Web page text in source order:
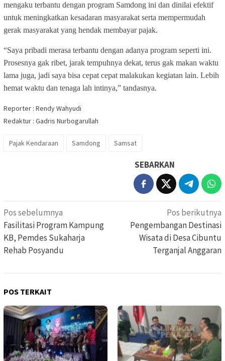
mengaku terbantu dengan program Samdong ini dan dinilai efektif
untuk meningkatkan kesadaran masyarakat serta mempermudah
gerak masyarakat yang hendak membayar pajak.
“Saya pribadi merasa terbantu dengan adanya program seperti ini.
Prosesnya gak ribet, jarak tempuhnya dekat, terus gak makan waktu
lama juga, jadi saya bisa cepat cepat malakukan kegiatan lain. Lebih
hemat waktu dan tenaga lah intinya,” tandasnya.
Reporter : Rendy Wahyudi
Redaktur : Gadris Nurbogarullah
Pajak Kendaraan Samdong Samsat
SEBARKAN
Navigasi
pos
Pos sebelumnya
Fasilitasi Program Kampung
KB, Pemdes Sukaharja
Rehab Posyandu
Pos berikutnya
Pengembangan Destinasi
Wisata di Desa Cibuntu
Terganjal Anggaran
POS TERKAIT